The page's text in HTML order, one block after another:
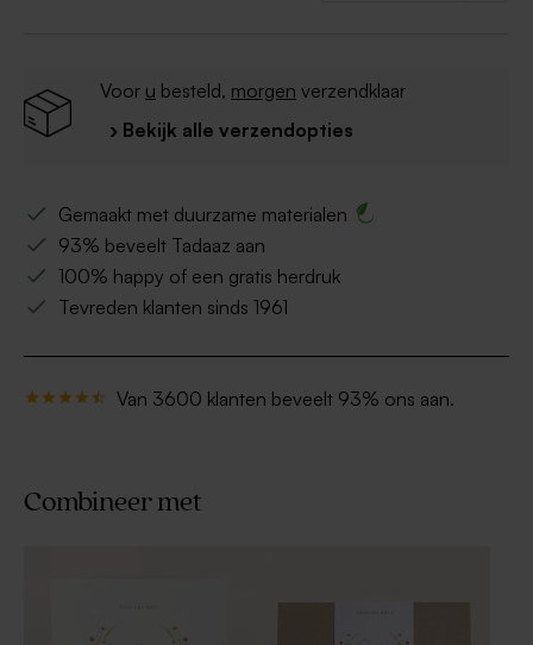
Voor u besteld, morgen verzendklaar
› Bekijk alle verzendopties
Gemaakt met duurzame materialen
93% beveelt Tadaaz aan
100% happy of een gratis herdruk
Tevreden klanten sinds 1961
Van 3600 klanten beveelt 93% ons aan.
Combineer met